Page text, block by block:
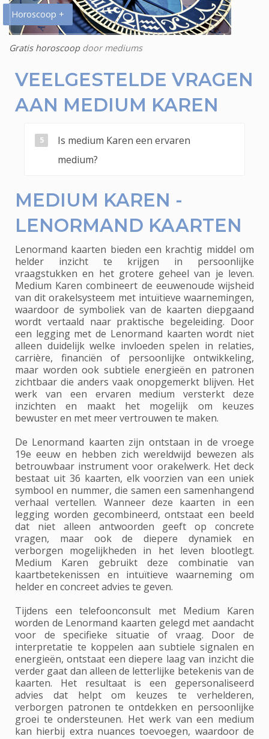
Horoscoop +
Gratis horoscoopdoor mediums
VEELGESTELDE VRAGEN
AAN MEDIUM KAREN
Is medium Karen een ervaren
medium?
MEDIUM KAREN -
LENORMAND KAARTEN
Lenormand kaarten bieden een krachtig middel om
helder inzicht te krijgen in persoonlijke
vraagstukken en het grotere geheel van je leven.
Medium Karen combineert de eeuwenoude wijsheid
van dit orakelsysteem met intuïtieve waarnemingen,
waardoor de symboliek van de kaarten diepgaand
wordt vertaald naar praktische begeleiding. Door
een legging met de Lenormand kaarten wordt niet
alleen duidelijk welke invloeden spelen in relaties,
carrière, financiën of persoonlijke ontwikkeling,
maar worden ook subtiele energieën en patronen
zichtbaar die anders vaak onopgemerkt blijven. Het
werk van een ervaren medium versterkt deze
inzichten en maakt het mogelijk om keuzes
bewuster en met meer vertrouwen te maken.
De Lenormand kaarten zijn ontstaan in de vroege
19e eeuw en hebben zich wereldwijd bewezen als
betrouwbaar instrument voor orakelwerk. Het deck
bestaat uit 36 kaarten, elk voorzien van een uniek
symbool en nummer, die samen een samenhangend
verhaal vertellen. Wanneer deze kaarten in een
legging worden gecombineerd, ontstaat een beeld
dat niet alleen antwoorden geeft op concrete
vragen, maar ook de diepere dynamiek en
verborgen mogelijkheden in het leven blootlegt.
Medium Karen gebruikt deze combinatie van
kaartbetekenissen en intuïtieve waarneming om
helder en concreet advies te geven.
Tijdens een telefoonconsult met Medium Karen
worden de Lenormand kaarten gelegd met aandacht
voor de specifieke situatie of vraag. Door de
interpretatie te koppelen aan subtiele signalen en
energieën, ontstaat een diepere laag van inzicht die
verder gaat dan alleen de letterlijke betekenis van de
kaarten. Het resultaat is een gepersonaliseerd
advies dat helpt om keuzes te verhelderen,
verborgen patronen te ontdekken en persoonlijke
groei te ondersteunen. Het werk van een medium
kan hierbij extra nuances toevoegen, waardoor de